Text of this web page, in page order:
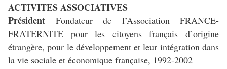
ACTIVITES ASSOCIATIVES
Président Fondateur de l’Association FRANCE-
FRATERNITE pour les citoyens français d`origine
étrangère, pour le développement et leur intégration dans
la vie sociale et économique française, 1992-2002